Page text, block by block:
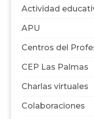
Actividad
APU
Centros del
CEP Las Palmas
Charlas virtuales
Colaboraciones